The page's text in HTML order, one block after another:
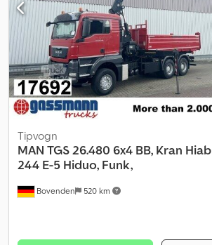
Bovenden 520 km
Tipvogn
MAN TGS 26.480 6x4 BB, Kran Hiab
244 E-5 Hiduo, Funk,